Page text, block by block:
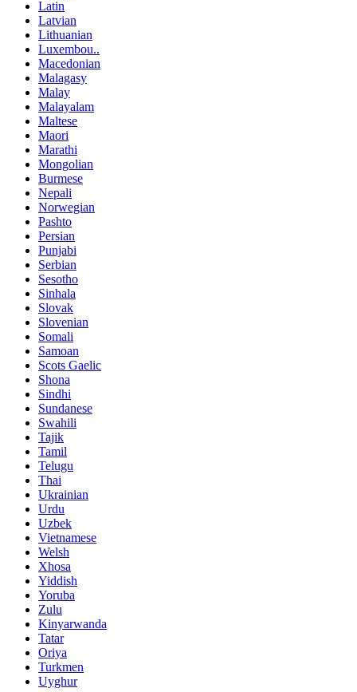
Latin
Latvian
Lithuanian
Luxembou..
Macedonian
Malagasy
Malay
Malayalam
Maltese
Maori
Marathi
Mongolian
Burmese
Nepali
Norwegian
Pashto
Persian
Punjabi
Serbian
Sesotho
Sinhala
Slovak
Slovenian
Somali
Samoan
Scots Gaelic
Shona
Sindhi
Sundanese
Swahili
Tajik
Tamil
Telugu
Thai
Ukrainian
Urdu
Uzbek
Vietnamese
Welsh
Xhosa
Yiddish
Yoruba
Zulu
Kinyarwanda
Tatar
Oriya
Turkmen
Uyghur